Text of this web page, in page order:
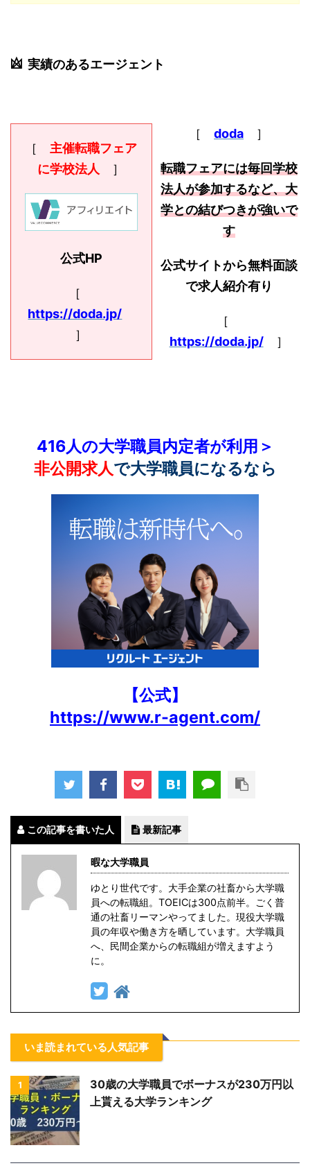
実績のあるエージェント
［ 主催転職フェア
に学校法人
］
公式HP
［
https://doda.jp/
］
［doda ］
転職フェアには毎回学校
法人が参加するなど、大
学との結びつきが強いで
す
公式サイトから無料面談
で求人紹介有り
［
https://doda.jp/］
416人の大学職員内定者が利用＞
非公開求人で大学職員になるなら
【公式】
https://www.r-agent.com/
この記事を書いた人 最新記事
暇な大学職員
ゆとり世代です。大手企業の社畜から大学職
員への転職組。TOEICは300点前半。ごく普
通の社畜リーマンやってました。現役大学職
員の年収や働き方を晒しています。大学職員
へ、民間企業からの転職組が増えますよう
に。
いま読まれている人気記事
1
30歳の大学職員でボーナスが230万円以
上貰える大学ランキング